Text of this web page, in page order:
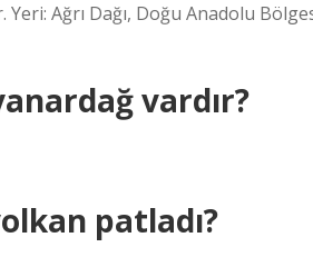
Ağrı Dağı, Doğu Anadolu
vardır?
patladı?